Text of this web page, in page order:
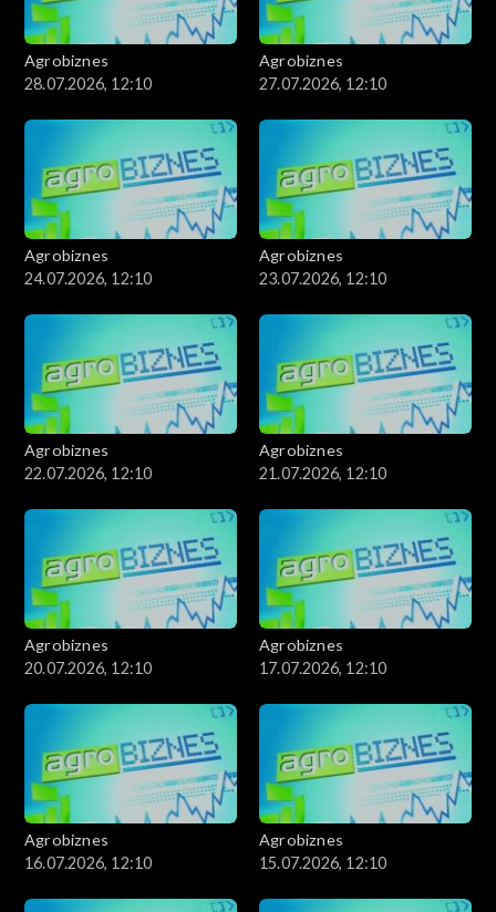
Agrobiznes
28.07.2026, 12:10
Agrobiznes
27.07.2026, 12:10
Agrobiznes
24.07.2026, 12:10
Agrobiznes
23.07.2026, 12:10
Agrobiznes
22.07.2026, 12:10
Agrobiznes
21.07.2026, 12:10
Agrobiznes
20.07.2026, 12:10
Agrobiznes
17.07.2026, 12:10
Agrobiznes
16.07.2026, 12:10
Agrobiznes
15.07.2026, 12:10